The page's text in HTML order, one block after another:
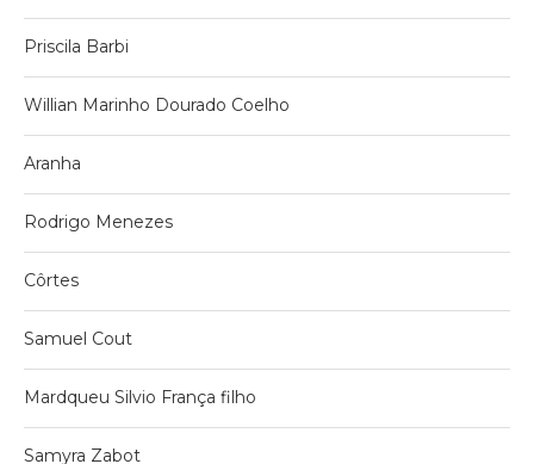
Priscila Barbi
Willian Marinho Dourado Coelho
Aranha
Rodrigo Menezes
Côrtes
Samuel Cout
Mardqueu Silvio França filho
Samyra Zabot